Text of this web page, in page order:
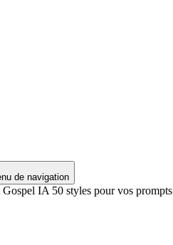
de navigation
IA 50 styles pour vos prompts